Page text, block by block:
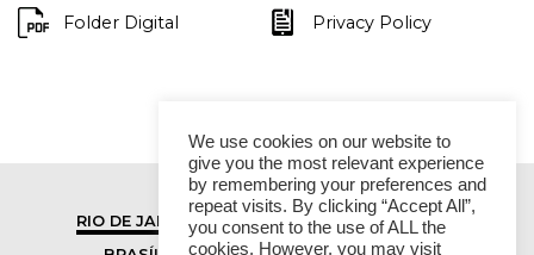
Folder Digital Privacy Policy
RIO DE JANEIRO
SÃO PAULO
We use cookies on our website to
give you the most relevant experience
by remembering your preferences and
repeat visits. By clicking “Accept All”,
you consent to the use of ALL the
cookies. However, you may visit